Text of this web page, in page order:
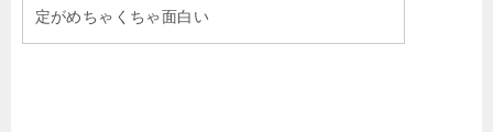
定がめちゃくちゃ面白い